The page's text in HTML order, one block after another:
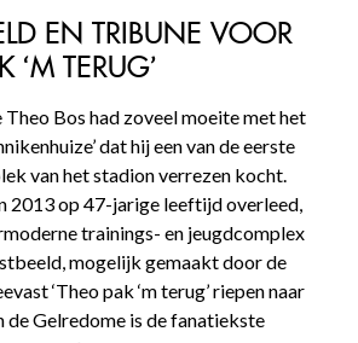
EN TRIBUNE VOOR
‘M TERUG’
Theo Bos had zoveel moeite met het
dat hij een van de eerste
van het stadion verrezen kocht.
2013 op 47-jarige leeftijd overleed,
trainings- en jeugdcomplex
mogelijk gemaakt door de
‘Theo pak ‘m terug’ riepen naar
de Gelredome is de fanatiekste